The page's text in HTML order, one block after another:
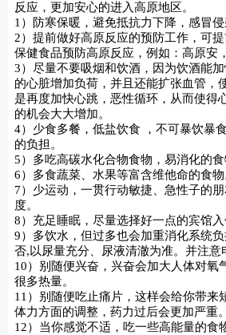
反应，更加安心的进入高原地区。
1）防寒保暖，避免抵抗力下降，感冒侵
2）提前做好高原反应的预防工作，可
保健食品预防高原反应，例如：高原安
3）尽量不要吸烟和饮酒，因为饮酒能
的心脏增加负荷，并且还能扩张血管，
是再度加快心跳，恶性循环，从而使得
的机会大大增加。
4）少食多餐，低盐饮食 ，不可暴饮暴
的负担。
5）多吃高碳水化合物食物，易消化的食
6）多食蔬菜、水果等富含维他命的食物
7）少运动，一贯行动敏捷、急性子的
度。
8）充足睡眠，尽量选择好一点的宾馆入
9）多饮水，但过多也会加重消化系统
否,以尿量充分、尿液清澈为准。并注意
10）别随便兴奋，兴奋会加大人体对氧
很多热量。
11）别随便吃止痛片，这样会给你带来
体力方面的调整，药力过后会更加严重。
12）当你感觉不适，吃一些高能量的食